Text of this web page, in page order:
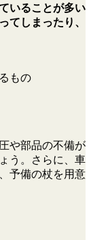
いることが多い
てしまったり、
もの
や部品の不備が
う。さらに、車
予備の杖を用意